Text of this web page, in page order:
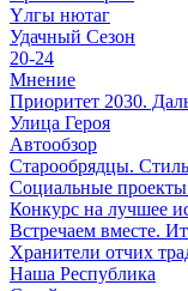
Үлгы нютаг
Удачный Сезон
20-24
Мнение
Приоритет 2030.
Улица Героя
Автообзор
Старообрядцы.
Социальные
Конкурс на лучшее
Встречаем вместе.
Хранители отчих
Наша Республика